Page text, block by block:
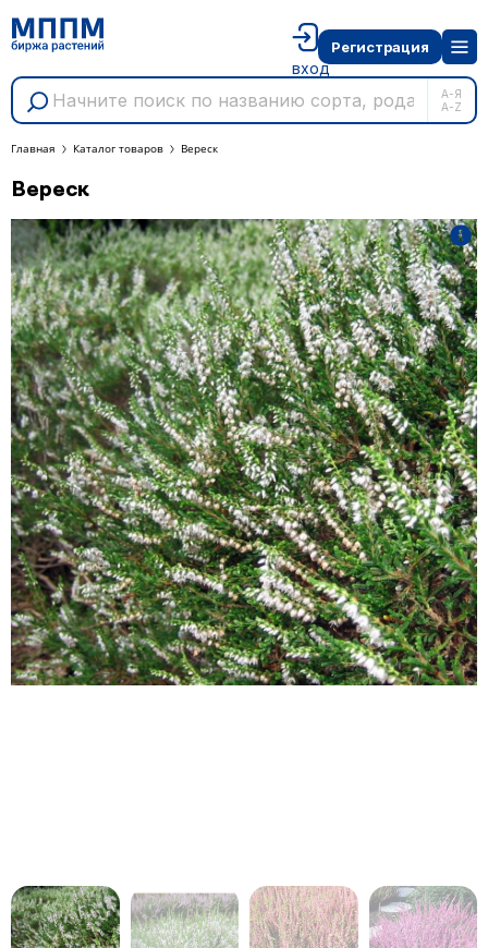
А-Я
A-Z
вход
Регистрация
Главная Каталог товаров Вереск
Вереск